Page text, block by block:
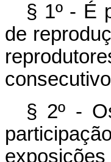
§ 1º - É
de
§ 2º -